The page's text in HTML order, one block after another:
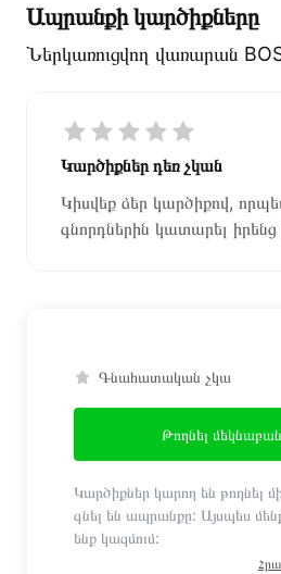
Ապրանքի կարծիքները
Ներկառուցվող վառարան
Կարծիքներ դեռ չկան
Կիսվեք ձեր կարծիքով,
գնորդներին կատարել իրենց
Գնահատական չկա
Թողնել
Կարծիքներ կարող են թողնել
գնել են ապրանքը: Այսպես
ենք կազմում: